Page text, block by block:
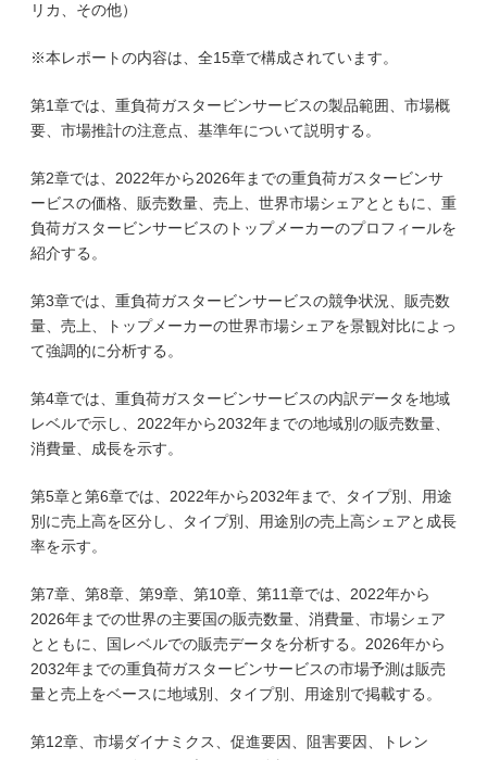
リカ、その他）
※本レポートの内容は、全15章で構成されています。
第1章では、重負荷ガスタービンサービスの製品範囲、市場概
要、市場推計の注意点、基準年について説明する。
第2章では、2022年から2026年までの重負荷ガスタービンサ
ービスの価格、販売数量、売上、世界市場シェアとともに、重
負荷ガスタービンサービスのトップメーカーのプロフィールを
紹介する。
第3章では、重負荷ガスタービンサービスの競争状況、販売数
量、売上、トップメーカーの世界市場シェアを景観対比によっ
て強調的に分析する。
第4章では、重負荷ガスタービンサービスの内訳データを地域
レベルで示し、2022年から2032年までの地域別の販売数量、
消費量、成長を示す。
第5章と第6章では、2022年から2032年まで、タイプ別、用途
別に売上高を区分し、タイプ別、用途別の売上高シェアと成長
率を示す。
第7章、第8章、第9章、第10章、第11章では、2022年から
2026年までの世界の主要国の販売数量、消費量、市場シェア
とともに、国レベルでの販売データを分析する。2026年から
2032年までの重負荷ガスタービンサービスの市場予測は販売
量と売上をベースに地域別、タイプ別、用途別で掲載する。
第12章、市場ダイナミクス、促進要因、阻害要因、トレン